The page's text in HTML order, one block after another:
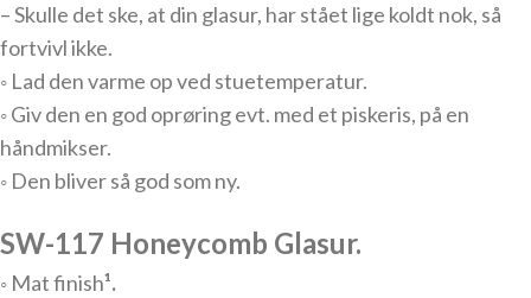
– Skulle det ske, at din glasur, har stået lige koldt nok, så
fortvivl ikke.
◦ Lad den varme op ved stuetemperatur.
◦ Giv den en god oprøring evt. med et piskeris, på en
håndmikser.
◦ Den bliver så god som ny.
SW-117 Honeycomb Glasur.
◦ Mat finish¹.